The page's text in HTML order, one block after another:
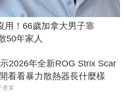
用！66歲加拿大男子靠
50年家人
2026年全新ROG Strix Scar
看看暴力散熱器長什麼樣
產業